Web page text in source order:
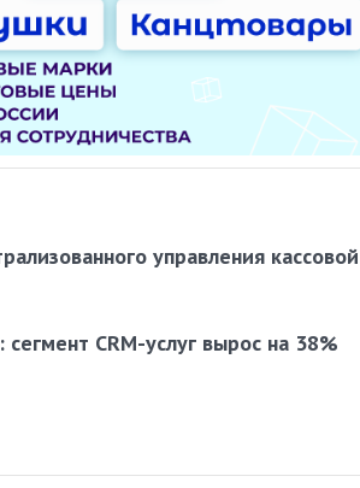
управления кассовой
CRM-услуг вырос на 38%